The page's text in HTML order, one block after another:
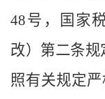
48号，国家
改）第二条
照有关规定